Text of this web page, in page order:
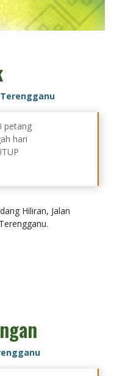
petang
hari
Hiliran, Jalan